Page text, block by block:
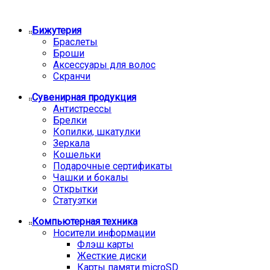
Бижутерия
Браслеты
Броши
Аксессуары для волос
Скранчи
Сувенирная продукция
Антистрессы
Брелки
Копилки, шкатулки
Зеркала
Кошельки
Подарочные сертификаты
Чашки и бокалы
Открытки
Статуэтки
Компьютерная техника
Носители информации
Флэш карты
Жесткие диски
Карты памяти microSD